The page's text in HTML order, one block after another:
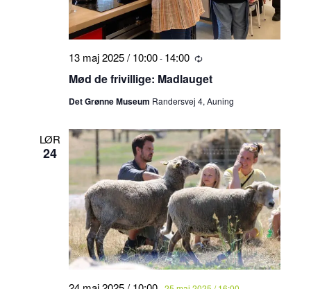
Mød de frivillige: Madlauget
13 maj 2025 / 10:00- 14:00 Tilbagevendende
Det Grønne Museum Randersvej 4, Auning
LØR
24